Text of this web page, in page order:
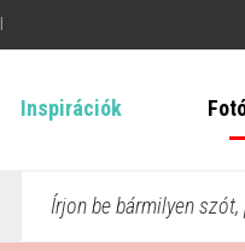
Inspirációk
Írjon be bármilyen szót,